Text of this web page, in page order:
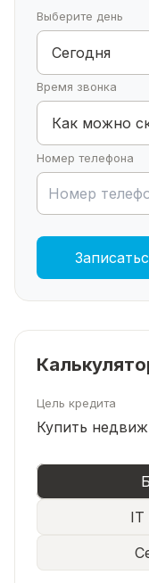
Выберите день
Сегодня
Время звонка
Как можно
Номер телефона
Цель кредита
Купить
IT